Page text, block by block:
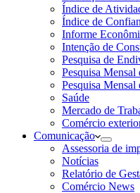
Índice de
Índice de
Informe
Intenção de
Pesquisa de
Pesquisa
Pesquisa
Saúde
Mercado de
Comércio
Comunicação
Assessoria de
Notícias
Relatório de
Comércio News